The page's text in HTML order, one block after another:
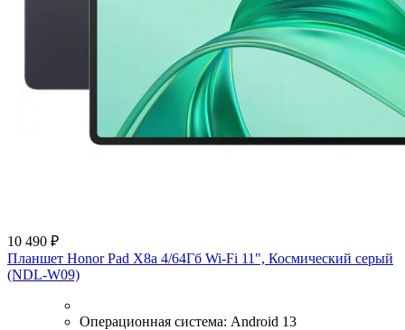
10 490 ₽
Планшет Honor Pad X8a 4/64Гб Wi-Fi 11", Космический серый
(NDL-W09)
Операционная система: Android 13